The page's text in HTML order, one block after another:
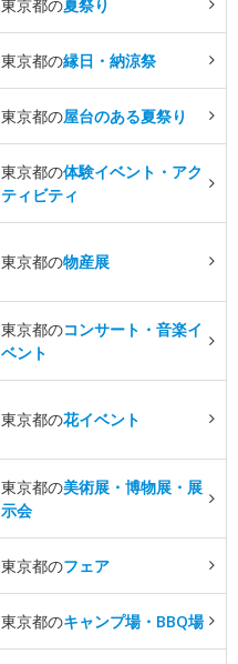
東京都の夏祭り
東京都の縁日・納涼祭
東京都の屋台のある夏祭り
東京都の体験イベント・アク
ティビティ
東京都の物産展
東京都のコンサート・音楽イ
ベント
東京都の花イベント
東京都の美術展・博物展・展
示会
東京都のフェア
東京都のキャンプ場・BBQ場